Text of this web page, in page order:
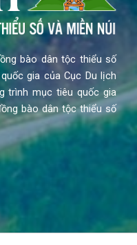
bào dân tộc thiểu số
gia của Cục Du lịch
trình mục tiêu quốc gia
bào dân tộc thiểu số